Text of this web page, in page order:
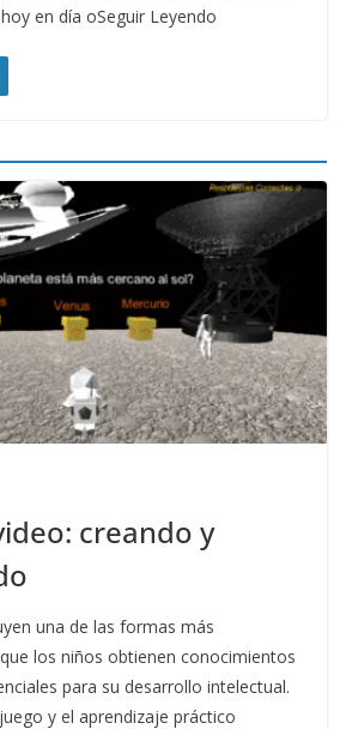
en día oSeguir Leyendo
creando y
una de las formas más
los niños obtienen conocimientos
para su desarrollo intelectual.
y el aprendizaje práctico